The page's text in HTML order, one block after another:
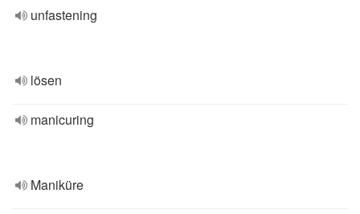
unfastening
lösen
manicuring
Maniküre